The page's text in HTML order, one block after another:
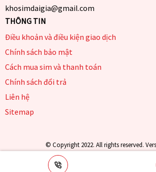
khosimdaigia@gmail.com
THÔNG TIN
Điều khoản và điều kiện giao dịch
Chính sách bảo mật
Cách mua sim và thanh toán
Chính sách đổi trả
Liên hệ
Sitemap
© Copyright 2022. All rights reserved.